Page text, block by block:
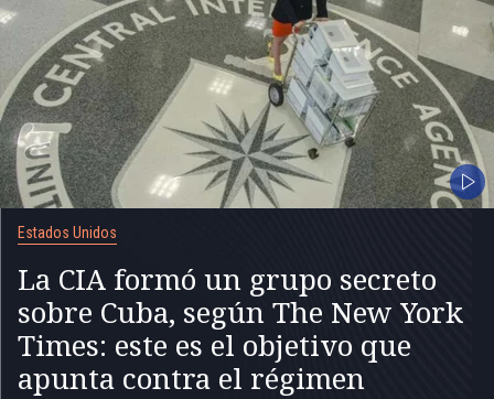
Estados Unidos
La CIA formó un grupo secreto
sobre Cuba, según The New York
Times: este es el objetivo que
apunta contra el régimen